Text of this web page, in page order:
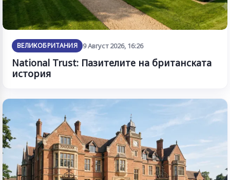
ВЕЛИКОБРИТАНИЯ 9 Август 2026, 16:26
National Trust: Пазителите на британската
история